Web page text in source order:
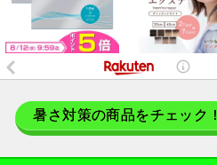
暑さ対策の商品をチェック！